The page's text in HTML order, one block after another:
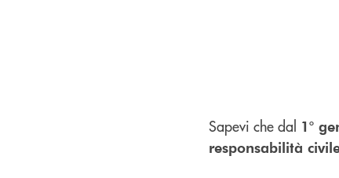
Sapevi che dal 1°
responsabilità